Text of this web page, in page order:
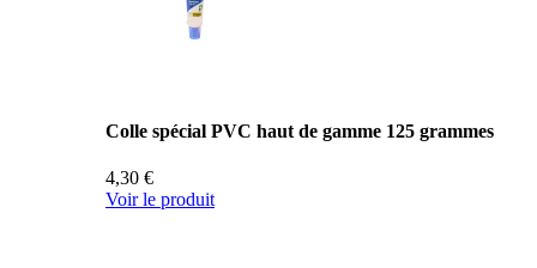
Colle spécial PVC haut de gamme 125 grammes
4,30 €
Voir le produit